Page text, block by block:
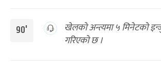
90'
खेलको अन्त्यमा ५ मिनेटको
गरिएको छ ।